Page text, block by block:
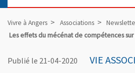
Vivre à Angers Associations
Les effets du mécénat de compétences
Publié le 21-04-2020 VIE